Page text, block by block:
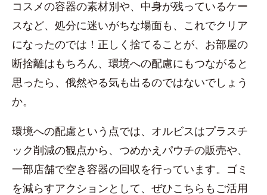
コスメの容器の素材別や、中身が残っているケー
スなど、処分に迷いがちな場面も、これでクリア
になったのでは！正しく捨てることが、お部屋の
断捨離はもちろん、環境への配慮にもつながると
思ったら、俄然やる気も出るのではないでしょう
か。
環境への配慮という点では、オルビスはプラスチ
ック削減の観点から、つめかえパウチの販売や、
一部店舗で空き容器の回収を行っています。ゴミ
を減らすアクションとして、ぜひこちらもご活用